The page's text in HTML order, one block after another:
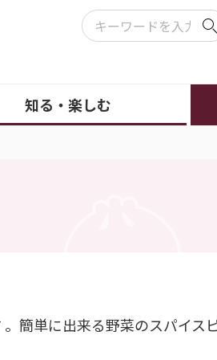
知る・楽しむ
。簡単に出来る野菜のスパイス